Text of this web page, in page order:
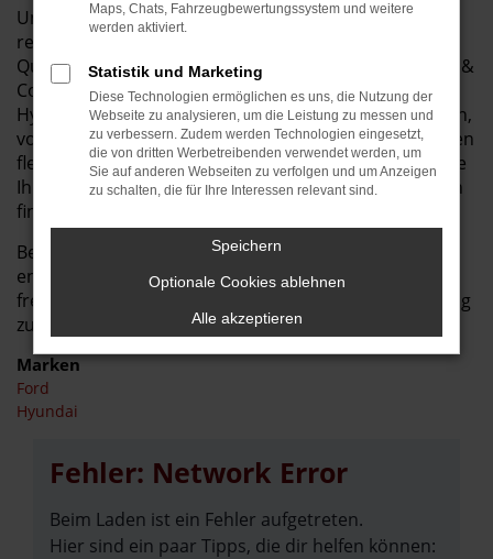
Unsere Vorführwagen wurden sorgfältig gepflegt und
regelmäßig gewartet, sodass Sie sich auf höchste
Qualität verlassen können. Bei Autohaus Bunk GmbH &
Co. KG bieten wir Ihnen eine breite Auswahl an
Hyundai-IONIQ 5 Vorführwagen, die nur darauf warten,
von Ihnen gefahren zu werden. Zudem bieten wir Ihnen
flexible Finanzierungs- und Leasingoptionen, damit Sie
Ihr Traumauto bequem und nach Ihren Vorstellungen
finanzieren können.
Besuchen Sie Autohaus Bunk GmbH & Co. KG und
entdecken Sie unsere Vorführwagen-Angebote. Wir
freuen uns darauf, Ihnen ein hervorragendes Fahrzeug
zu einem attraktiven Preis anzubieten!
Marken
Ford
Hyundai
Fehler: Network Error
Beim Laden ist ein Fehler aufgetreten.
Hier sind ein paar Tipps, die dir helfen können:
Maps, Chats, Fahrzeugbewertungssystem und weitere
werden aktiviert.
Statistik und Marketing
Diese Technologien ermöglichen es uns, die Nutzung der
Webseite zu analysieren, um die Leistung zu messen und
zu verbessern. Zudem werden Technologien eingesetzt,
die von dritten Werbetreibenden verwendet werden, um
Sie auf anderen Webseiten zu verfolgen und um Anzeigen
zu schalten, die für Ihre Interessen relevant sind.
Speichern
Optionale Cookies ablehnen
Alle akzeptieren